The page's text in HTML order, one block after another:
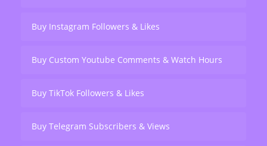
Buy Instagram Followers & Likes
Buy Custom Youtube Comments & Watch Hours
Buy TikTok Followers & Likes
Buy Telegram Subscribers & Views